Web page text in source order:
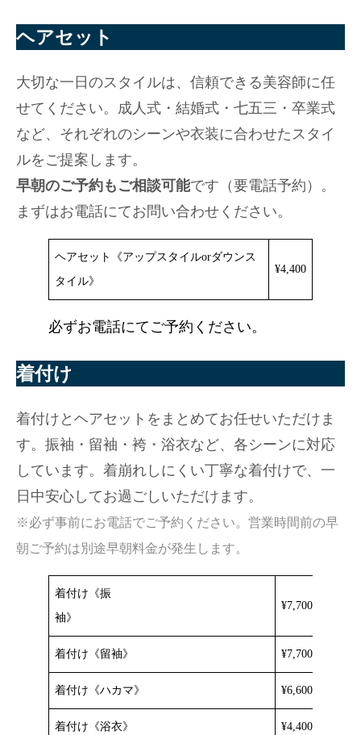
ヘアセット
大切な一日のスタイルは、信頼できる美容師に任
せてください。成人式・結婚式・七五三・卒業式
など、それぞれのシーンや衣装に合わせたスタイ
ルをご提案します。
早朝のご予約もご相談可能です（要電話予約）。
まずはお電話にてお問い合わせください。
ヘアセット《アップスタイルorダウンス
タイル》
¥4,400
必ずお電話にてご予約ください。
着付け
着付けとヘアセットをまとめてお任せいただけま
す。振袖・留袖・袴・浴衣など、各シーンに対応
しています。着崩れしにくい丁寧な着付けで、一
日中安心してお過ごしいただけます。
※必ず事前にお電話でご予約ください。営業時間前の早
朝ご予約は別途早朝料金が発生します。
着付け《振
袖》
¥7,700
着付け《留袖》 ¥7,700
着付け《ハカマ》 ¥6,600
着付け《浴衣》 ¥4,400